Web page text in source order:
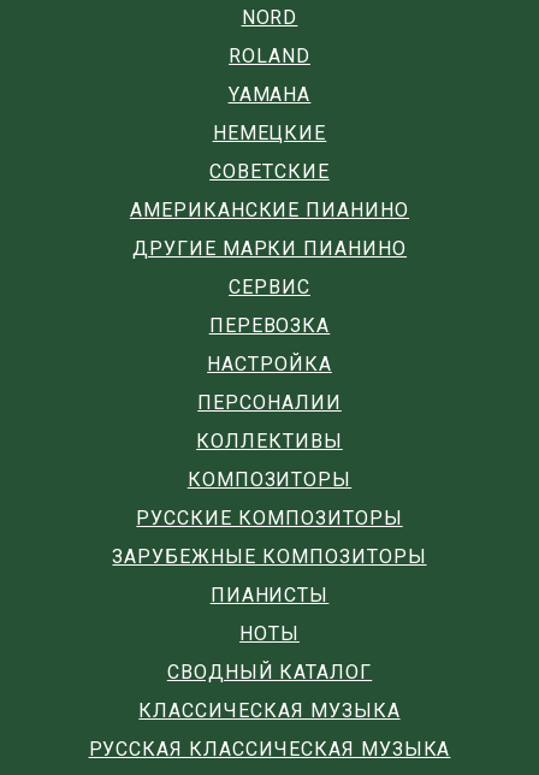
NORD
ROLAND
YAMAHA
НЕМЕЦКИЕ
СОВЕТСКИЕ
АМЕРИКАНСКИЕ ПИАНИНО
ДРУГИЕ МАРКИ ПИАНИНО
СЕРВИС
ПЕРЕВОЗКА
НАСТРОЙКА
ПЕРСОНАЛИИ
КОЛЛЕКТИВЫ
КОМПОЗИТОРЫ
РУССКИЕ КОМПОЗИТОРЫ
ЗАРУБЕЖНЫЕ КОМПОЗИТОРЫ
ПИАНИСТЫ
НОТЫ
СВОДНЫЙ КАТАЛОГ
КЛАССИЧЕСКАЯ МУЗЫКА
РУССКАЯ КЛАССИЧЕСКАЯ МУЗЫКА